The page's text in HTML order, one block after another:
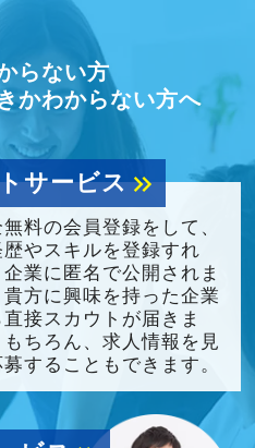
らない方
かわからない方へ
サービスkeyboard_double_arrow_right
料の会員登録をして、
歴やスキルを登録すれ
企業に匿名で公開されま
貴方に興味を持った企業
直接スカウトが届きま
もちろん、求人情報を見
することもできます。